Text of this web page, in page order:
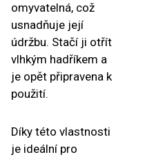
omyvatelná, což
usnadňuje její
údržbu. Stačí ji otřít
vlhkým hadříkem a
je opět připravena k
použití.
Díky této vlastnosti
je ideální pro